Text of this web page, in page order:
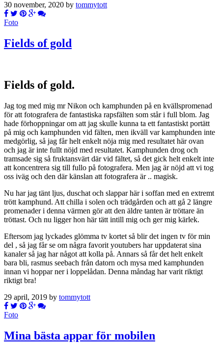
30 november, 2020 by tommytott
Foto
Fields of gold
Fields of gold.
Jag tog med mig mr Nikon och kamphunden på en kvällspromenad
för att fotografera de fantastiska rapsfälten som står i full blom. Jag
hade förhoppningar om att jag skulle kunna ta ett fantastiskt portätt
på mig och kamphunden vid fälten, men ikväll var kamphunden inte
medgörlig, så jag får helt enkelt nöja mig med resultatet här ovan
och jag är inte fullt nöjd med resultatet. Kamphunden drog och
tramsade sig så fruktansvärt där vid fältet, så det gick helt enkelt inte
att koncentrera sig till fullo på fotografera. Men jag är nöjd att vi tog
oss iväg och den där känslan att fotografera är .. magisk.
Nu har jag tänt ljus, duschat och slappar här i soffan med en extremt
trött kamphund. Att chilla i solen och trädgården och att gå 2 längre
promenader i denna värmen gör att den äldre tanten är tröttare än
tröttast. Och nu ligger hon här tätt intill mig och ger mig kärlek.
Eftersom jag lyckades glömma tv kortet så blir det ingen tv för min
del , så jag får se om några favorit youtubers har uppdaterat sina
kanaler så jag har något att kolla på. Annars så får det helt enkelt
bara bli, rasmus seebach från datorn och mysa med kamphunden
innan vi hoppar ner i loppelådan. Denna måndag har varit riktigt
riktigt bra!
29 april, 2019 by tommytott
Foto
Mina bästa appar för mobilen